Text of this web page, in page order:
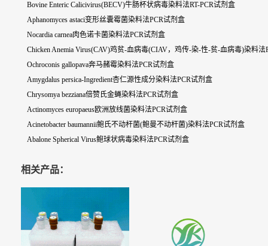
Bovine Enteric Calicivirus(BECV)牛肠杯状病毒染料法RT-PCR试剂盒
Aphanomyces astaci变形丝囊霉菌染料法PCR试剂盒
Nocardia carnea肉色诺卡菌染料法PCR试剂盒
Chicken Anemia Virus(CAV)鸡贫-血病毒(CIAV，鸡传-染-性-贫-血病毒)染料法
Ochroconis gallopava奔马赭霉染料法PCR试剂盒
Amygdalus persica-Ingredient杏仁源性成分染料法PCR试剂盒
Chrysomya bezziana倍赞氏金蝇染料法PCR试剂盒
Actinomyces europaeus欧洲放线菌染料法PCR试剂盒
Acinetobacter baumannii鲍氏不动杆菌(鲍曼不动杆菌)染料法PCR试剂盒
Abalone Spherical Virus鲍球状病毒染料法PCR试剂盒
相关产品：